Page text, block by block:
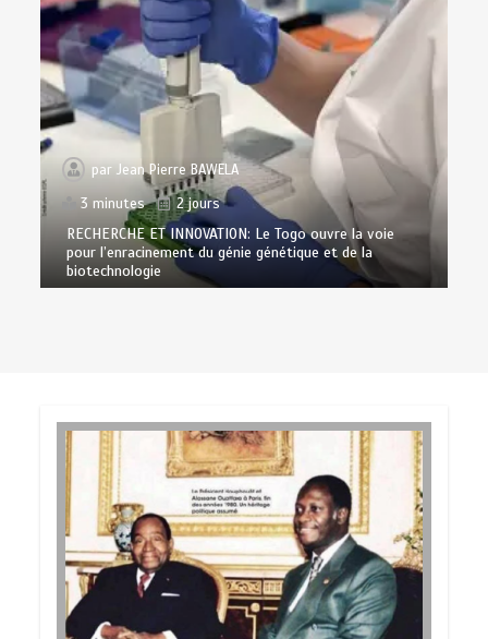
parJean Pierre BAWELA
3 minutes
2 jours
RECHERCHE ET INNOVATION: Le Togo ouvre la voie
pour l’enracinement du génie génétique et de la
biotechnologie